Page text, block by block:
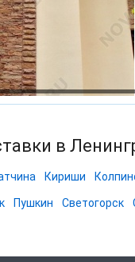
в
Кириши
Пушкин Светогорск